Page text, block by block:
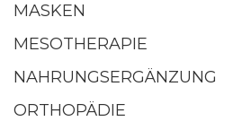
MASKEN
MESOTHERAPIE
NAHRUNGSERGÄNZUNG
ORTHOPÄDIE